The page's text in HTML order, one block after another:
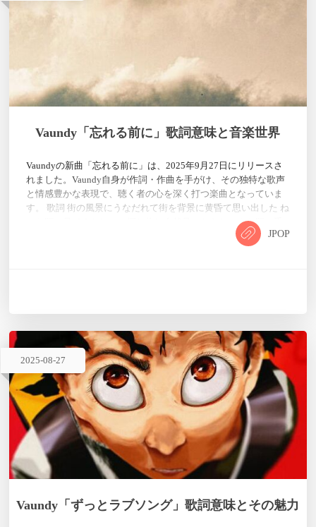
Vaundy「忘れる前に」歌詞意味と音楽世界
JPOP
Vaundyの新曲「忘れる前に」は、2025年9月27日にリリースさ
れました。Vaundy自身が作詞・作曲を手がけ、その独特な歌声
と情感豊かな表現で、聴く者の心を深く打つ楽曲となっていま
す。 歌詞 街の風景にうなだれて街を背景に黄昏て思い出した ね
ぇお願い見てるだけじゃ探し物は全然見つからないよお願い手
探り探して夢から覚めて忘れる前に 僕ら夢の中消えそうな灯火
2025-08-27
Vaundy「ずっとラブソング」歌詞意味とその魅力